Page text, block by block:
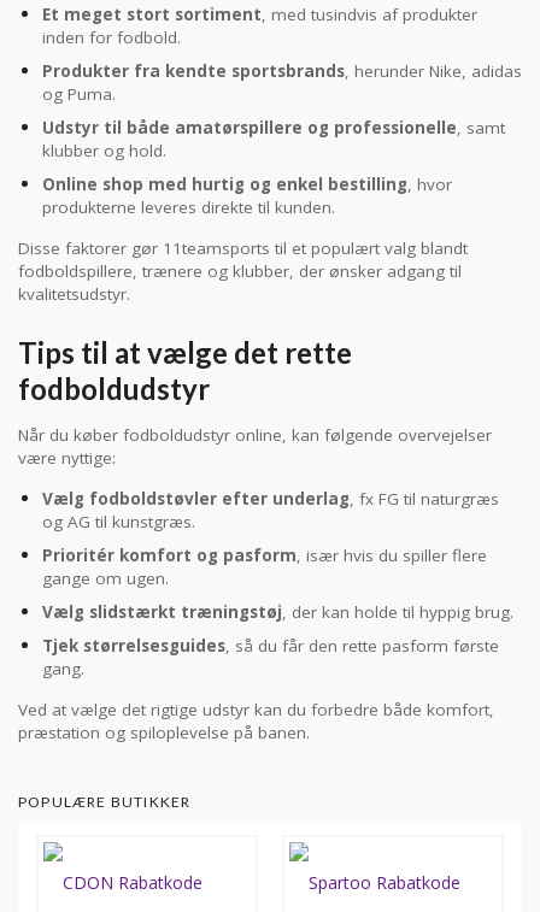
Et meget stort sortiment , med tusindvis af produkter
inden for fodbold.
Produkter fra kendte sportsbrands , herunder Nike, adidas
og Puma.
Udstyr til både amatørspillere og professionelle , samt
klubber og hold.
Online shop med hurtig og enkel bestilling , hvor
produkterne leveres direkte til kunden.
Disse faktorer gør 11teamsports til et populært valg blandt
fodboldspillere, trænere og klubber, der ønsker adgang til
kvalitetsudstyr.
Tips til at vælge det rette
fodboldudstyr
Når du køber fodboldudstyr online, kan følgende overvejelser
være nyttige:
Vælg fodboldstøvler efter underlag , fx FG til naturgræs
og AG til kunstgræs.
Prioritér komfort og pasform , især hvis du spiller flere
gange om ugen.
Vælg slidstærkt træningstøj , der kan holde til hyppig brug.
Tjek størrelsesguides , så du får den rette pasform første
gang.
Ved at vælge det rigtige udstyr kan du forbedre både komfort,
præstation og spiloplevelse på banen.
POPULÆRE BUTIKKER